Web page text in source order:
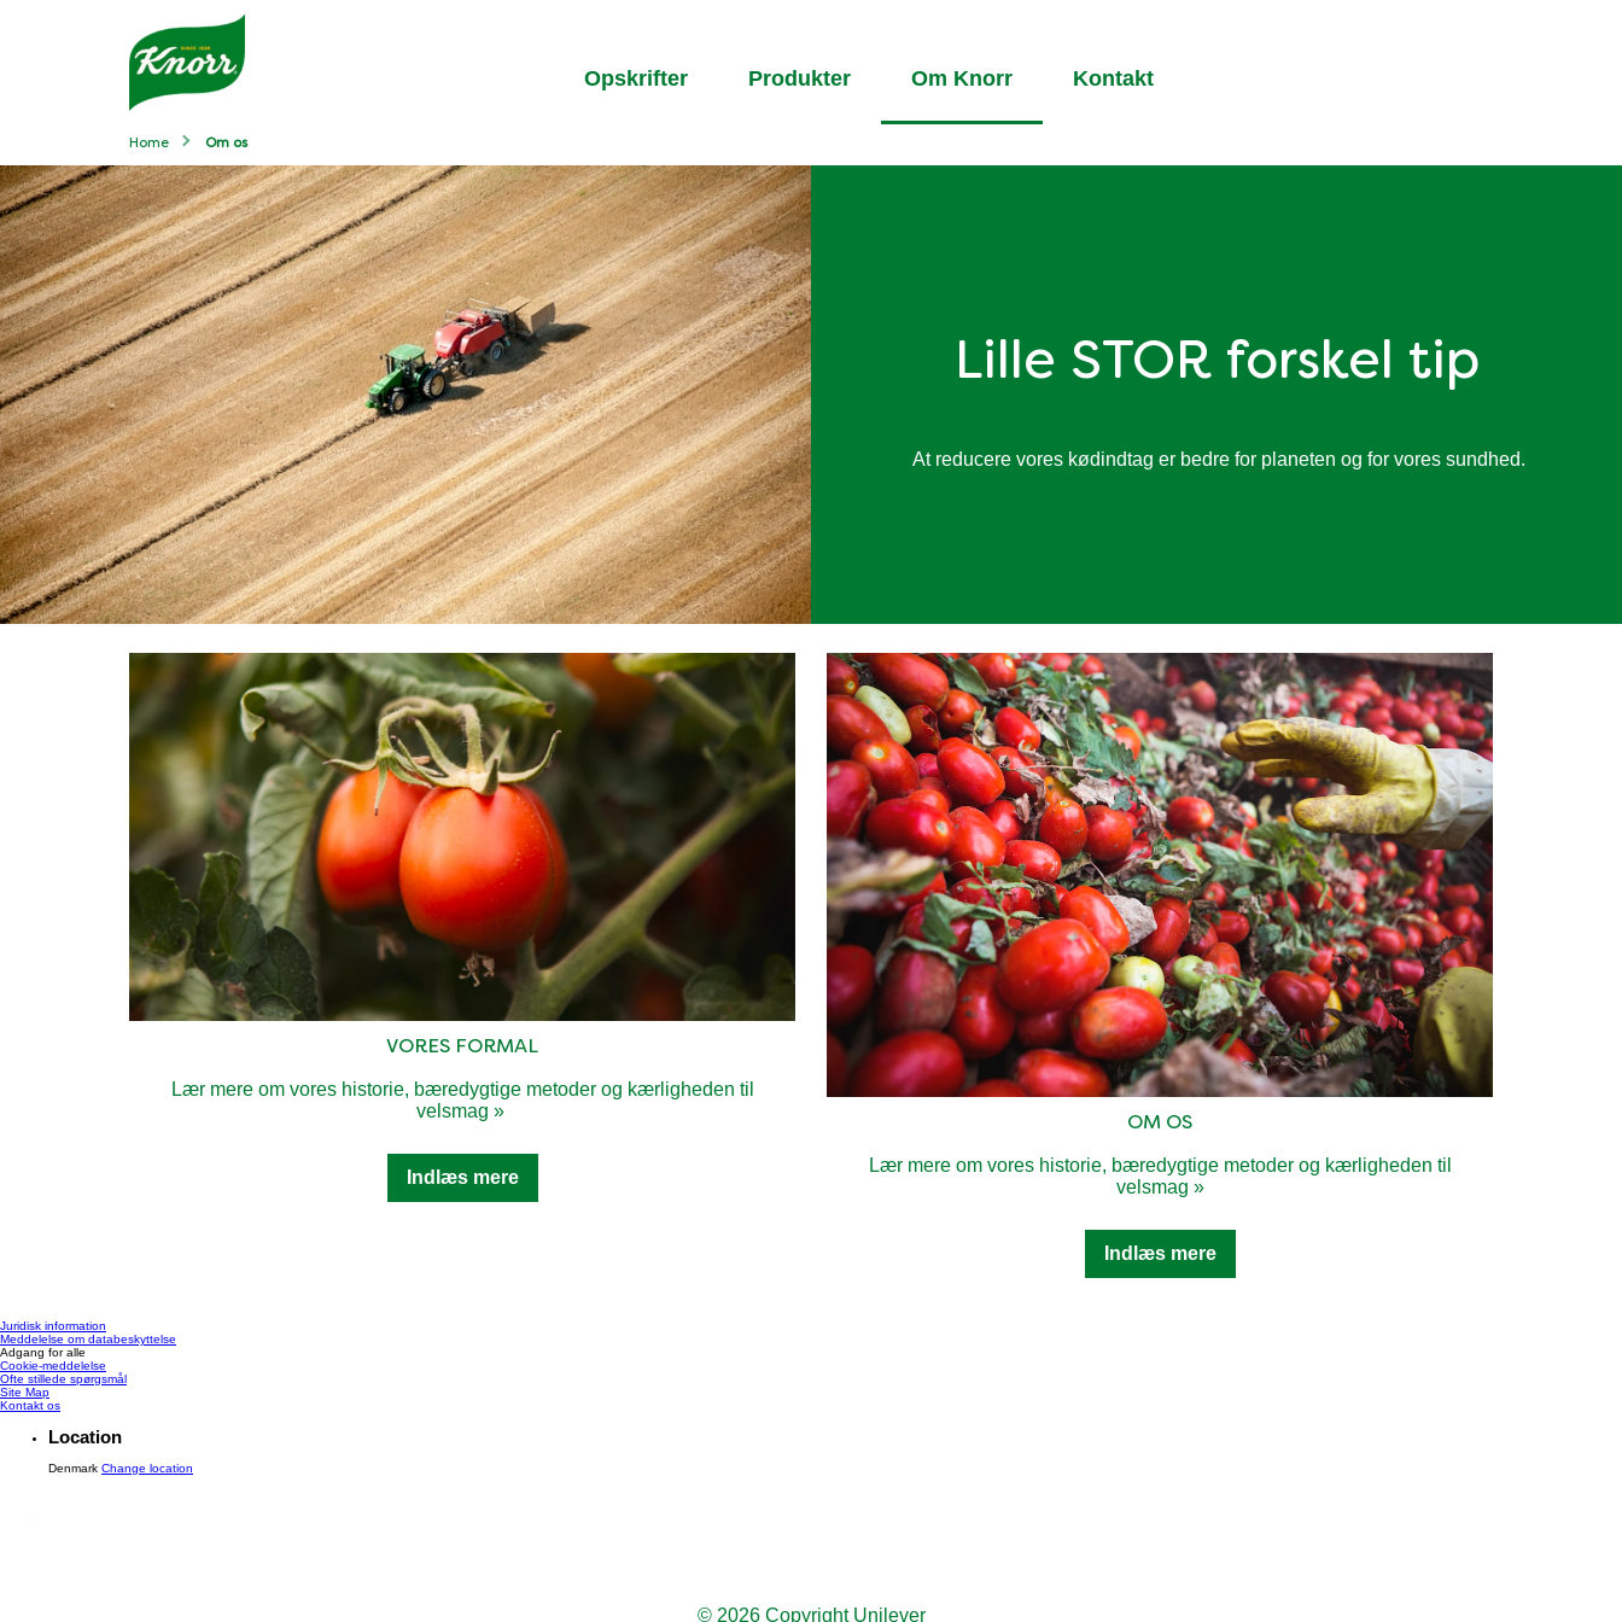
Opskrifter Produkter Om Knorr Kontakt
Home Om os
Lille STOR forskel tip
At reducere vores kødindtag er bedre for planeten og for vores sundhed.
VORES FORMAL
Lær mere om vores historie, bæredygtige metoder og kærligheden til
velsmag »
Discover more about Vores formal
Indlæs mere
OM OS
Lær mere om vores historie, bæredygtige metoder og kærligheden til
velsmag »
Discover more about Om os
Indlæs mere
Juridisk information
Meddelelse om databeskyttelse
Adgang for alle
Cookie-meddelelse
Ofte stillede spørgsmål
Site Map
Kontakt os
Location
Denmark Change location
© 2026 Copyright Unilever